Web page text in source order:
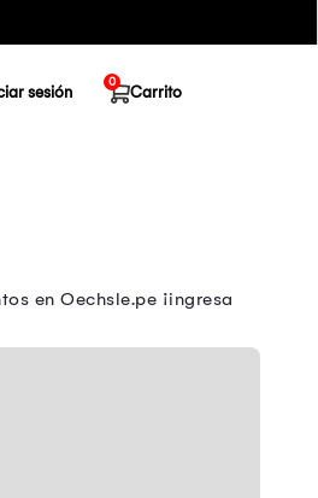
sesión Carrito
0
en Oechsle.pe ¡ingresa